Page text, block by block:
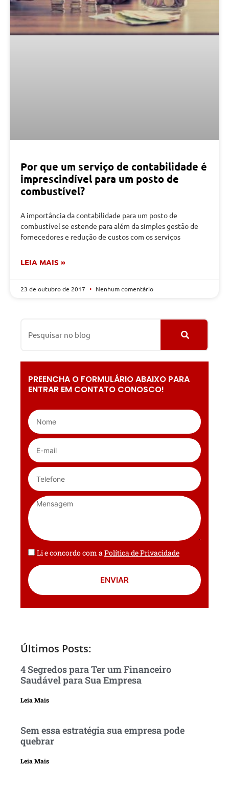
Por que um serviço de contabilidade é
imprescindível para um posto de
combustível?
A importância da contabilidade para um posto de
combustível se estende para além da simples gestão de
fornecedores e redução de custos com os serviços
LEIA MAIS »
23 de outubro de 2017 Nenhum comentário
PREENCHA O FORMULÁRIO ABAIXO PARA
ENTRAR EM CONTATO CONOSCO!
Li e concordo com aPolítica de Privacidade
ENVIAR
Últimos Posts:
4 Segredos para Ter um Financeiro
Saudável para Sua Empresa
Leia Mais
Sem essa estratégia sua empresa pode
quebrar
Leia Mais